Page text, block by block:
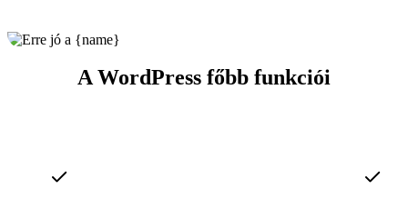
A WordPress főbb funkciói